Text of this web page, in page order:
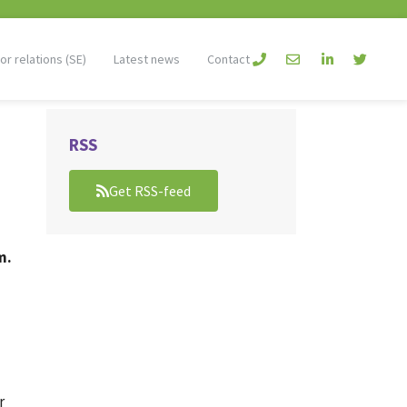
relations (SE) Latest news Contact
RSS
Get RSS-feed